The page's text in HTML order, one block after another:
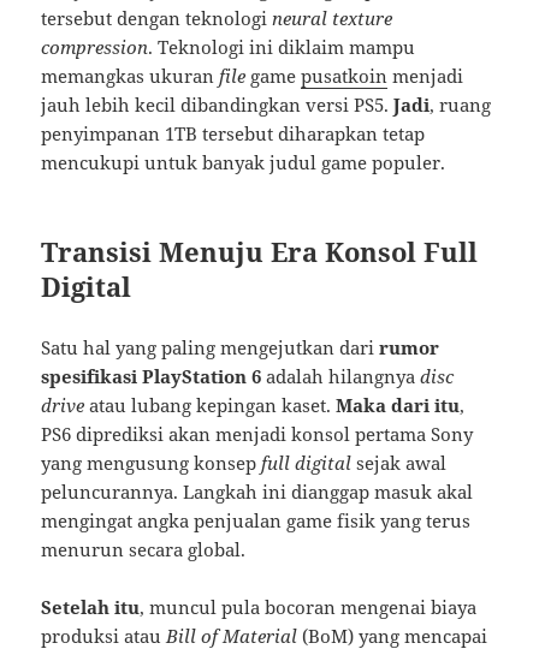
tersebut dengan teknologi neural texture
compression. Teknologi ini diklaim mampu
memangkas ukuran file gamepusatkoin menjadi
jauh lebih kecil dibandingkan versi PS5.Jadi, ruang
penyimpanan 1TB tersebut diharapkan tetap
mencukupi untuk banyak judul game populer.
Transisi Menuju Era Konsol Full
Digital
Satu hal yang paling mengejutkan darirumor
spesifikasi PlayStation 6 adalah hilangnyadisc
drive atau lubang kepingan kaset.Maka dari itu,
PS6 diprediksi akan menjadi konsol pertama Sony
yang mengusung konsep full digital sejak awal
peluncurannya. Langkah ini dianggap masuk akal
mengingat angka penjualan game fisik yang terus
menurun secara global.
Setelah itu, muncul pula bocoran mengenai biaya
produksi atau Bill of Material (BoM) yang mencapai